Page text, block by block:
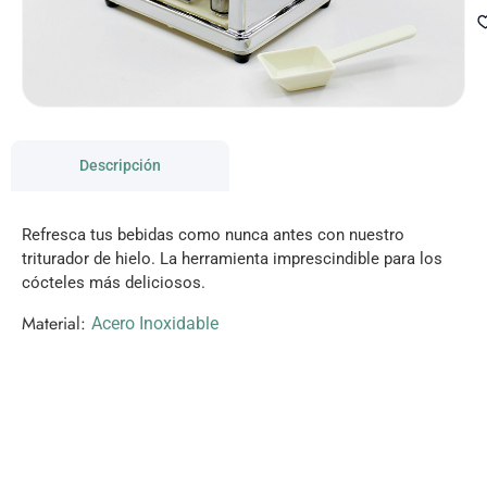
Descripción
Refresca tus bebidas como nunca antes con nuestro
triturador de hielo. La herramienta imprescindible para los
cócteles más deliciosos.
Material: Acero Inoxidable